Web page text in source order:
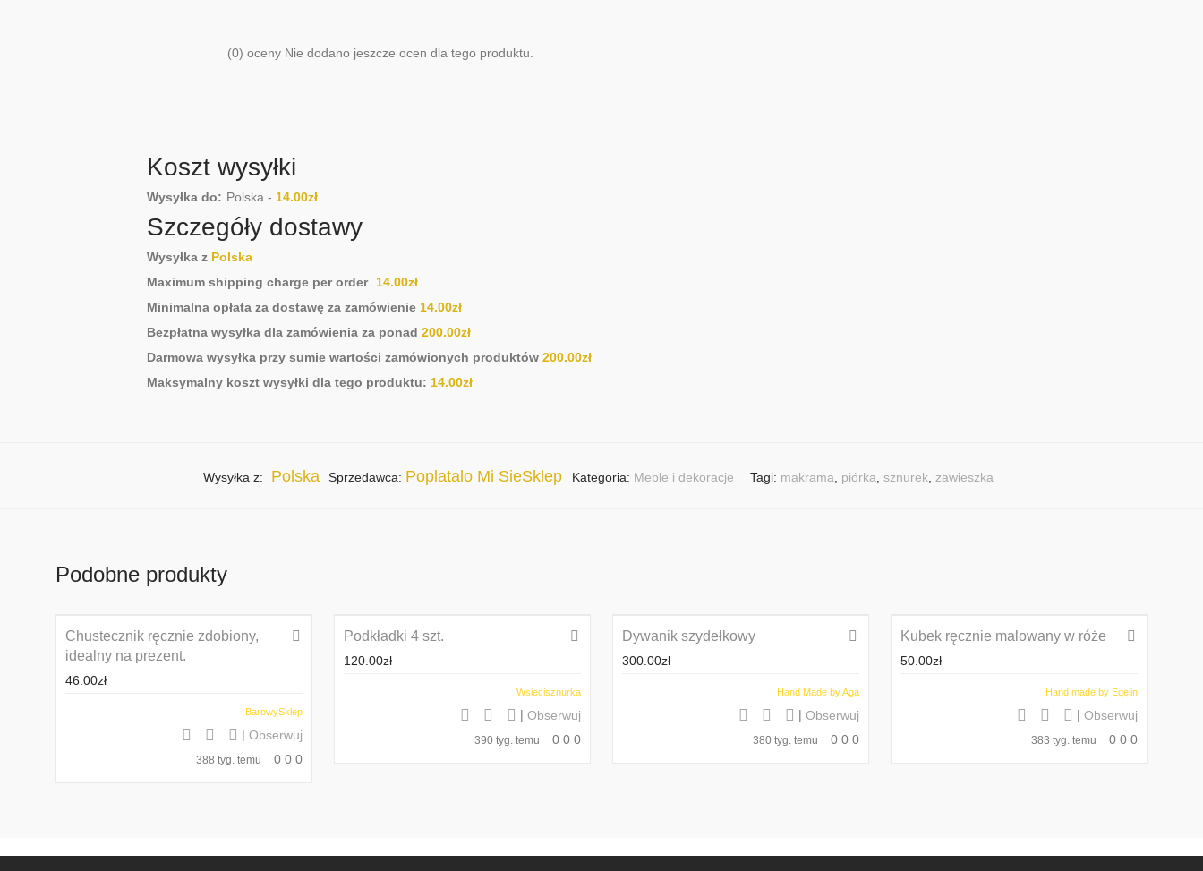
(0) oceny Nie dodano jeszcze ocen dla tego produktu.
Koszt wysyłki
Wysyłka do: Polska - 14.00zł
Szczegóły dostawy
Wysyłka z Polska
Maximum shipping charge per order 14.00zł
Minimalna opłata za dostawę za zamówienie 14.00zł
Bezpłatna wysyłka dla zamówienia za ponad 200.00zł
Darmowa wysyłka przy sumie wartości zamówionych produktów 200.00zł
Maksymalny koszt wysyłki dla tego produktu: 14.00zł
Wysyłka z: Polska Sprzedawca: Poplatalo Mi SieSklep Kategoria: Meble i dekoracje Tagi: makrama piórka sznurek zawieszka
Podobne produkty
Chustecznik ręcznie zdobiony,
idealny na prezent.
46.00zł
BarowySklep
| Obserwuj
388 tyg. temu 0 0 0
Podkładki 4 szt.
120.00zł
Wsiecisznurka
| Obserwuj
390 tyg. temu 0 0 0
Dywanik szydełkowy
300.00zł
Hand Made by Aga
| Obserwuj
380 tyg. temu 0 0 0
Kubek ręcznie malowany w róże
50.00zł
Hand made by Eqelin
| Obserwuj
383 tyg. temu 0 0 0